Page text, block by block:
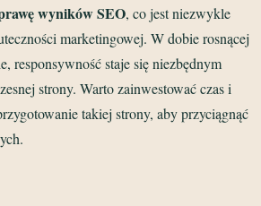
wyników SEO, co jest niezwykle
marketingowej. W dobie rosnącej
responsywność staje się niezbędnym
strony. Warto zainwestować czas i
takiej strony, aby przyciągnąć